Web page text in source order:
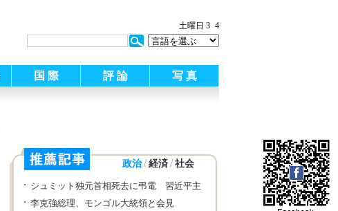
土曜日 3 4
国 際 評 論 写 真
政治 / 経済 / 社会
シュミット独元首相死去に弔電 習近平主
席、李克強総理
李克強総理、モンゴル大統領と会見